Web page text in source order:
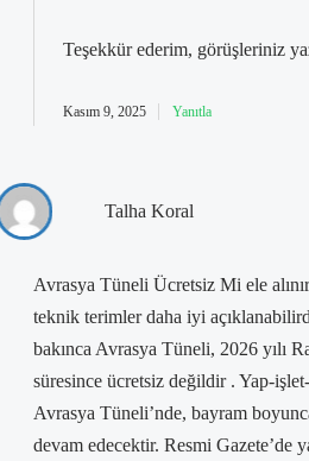
Teşekkür ederim, görüşleriniz
Kasım 9, 2025 Yanıtla
Talha Koral
Avrasya Tüneli Ücretsiz Mi ele
teknik terimler daha iyi
bakınca Avrasya Tüneli, 2026 yılı
süresince ücretsiz değildir . Yap-
Avrasya Tüneli’nde, bayram
devam edecektir. Resmi Gazete’de